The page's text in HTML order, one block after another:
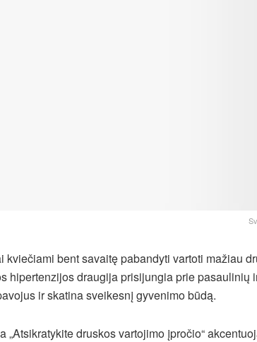
bent savaitę pabandyti vartoti mažiau
hipertenzijos draugija prisijungia prie pasaulinių
ir skatina sveikesnį gyvenimo būdą.
„Atsikratykite druskos vartojimo įpročio“